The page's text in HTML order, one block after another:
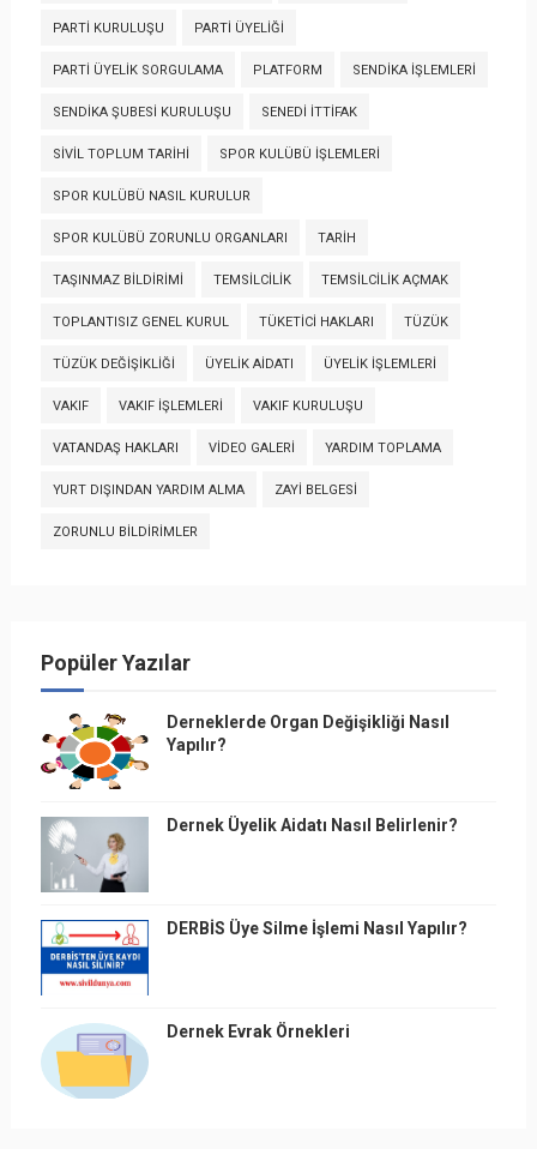
PARTI KURULUŞU PARTI ÜYELIĞI
PARTI ÜYELIK SORGULAMA PLATFORM SENDIKA İŞLEMLERI
SENDIKA ŞUBESI KURULUŞU SENEDI İTTIFAK
SIVIL TOPLUM TARIHI SPOR KULÜBÜ İŞLEMLERI
SPOR KULÜBÜ NASIL KURULUR
SPOR KULÜBÜ ZORUNLU ORGANLARI TARIH
TAŞINMAZ BILDIRIMI TEMSILCILIK TEMSILCILIK AÇMAK
TOPLANTISIZ GENEL KURUL TÜKETICI HAKLARI TÜZÜK
TÜZÜK DEĞIŞIKLIĞI ÜYELIK AIDATI ÜYELIK İŞLEMLERI
VAKIF VAKIF İŞLEMLERI VAKIF KURULUŞU
VATANDAŞ HAKLARI VIDEO GALERI YARDIM TOPLAMA
YURT DIŞINDAN YARDIM ALMA ZAYI BELGESI
ZORUNLU BILDIRIMLER
Popüler Yazılar
Derneklerde Organ Değişikliği Nasıl
Yapılır?
Dernek Üyelik Aidatı Nasıl Belirlenir?
DERBİS Üye Silme İşlemi Nasıl Yapılır?
Dernek Evrak Örnekleri